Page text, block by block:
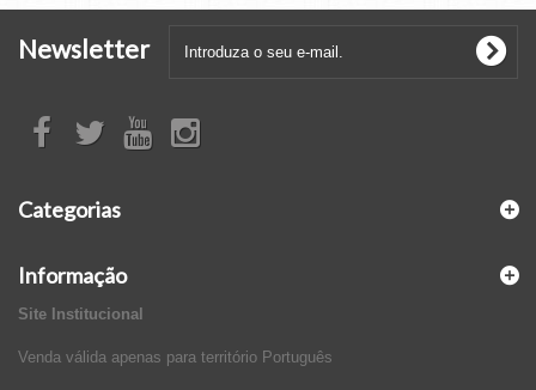
Newsletter
Categorias
Informação
Site Institucional
Venda válida apenas para território Português